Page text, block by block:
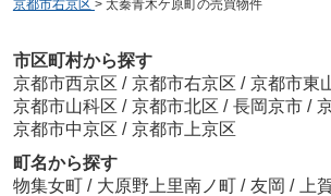
京都市右京区 > 太秦青木ケ原町の売買物件
市区町村から探す
京都市西京区 / 京都市右京区 / 京都市東
京都市山科区 / 京都市北区 / 長岡京市 /
京都市中京区 / 京都市上京区
町名から探す
物集女町 / 大原野上里南ノ町 / 友岡 / 上